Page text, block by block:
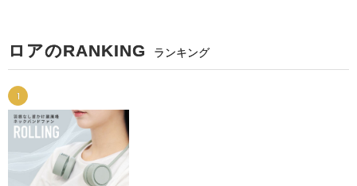
ロアのRANKING ランキング
1